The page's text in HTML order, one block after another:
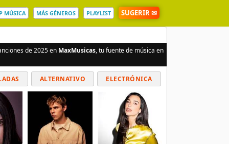
MÚSICA MÁS GÉNEROS PLAYLIST SUGERIR ✉
de 2025 en MaxMusicas, tu fuente de música en
ALTERNATIVO ELECTRÓNICA